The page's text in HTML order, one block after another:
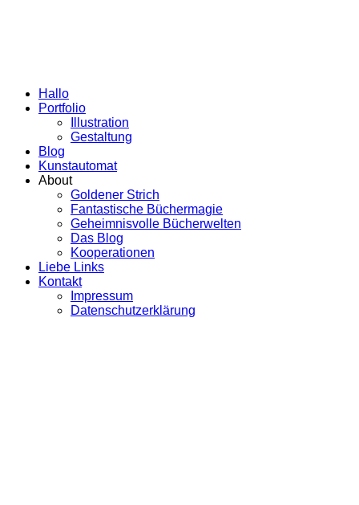
Hallo
Portfolio
Illustration
Gestaltung
Blog
Kunstautomat
About
Goldener Strich
Fantastische Büchermagie
Geheimnisvolle Bücherwelten
Das Blog
Kooperationen
Liebe Links
Kontakt
Impressum
Datenschutzerklärung